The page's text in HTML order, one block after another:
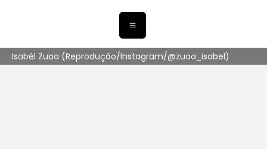
Isabél Zuaa (Reprodução/Instagram/@zuaa_isabel)